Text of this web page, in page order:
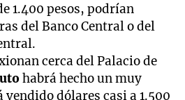
1.400 pesos, podrían
del Banco Central o del
cerca del Palacio de
habrá hecho un muy
vendido dólares casi a 1.500